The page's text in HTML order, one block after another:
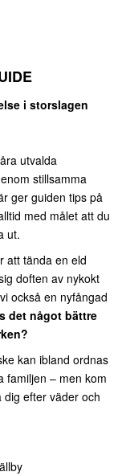
i storslagen
utvalda
stillsamma
ger guiden tips på
med målet att du
ut.
att tända en eld
doften av nykokt
också en nyfångad
det något bättre
kan ibland ordnas
familjen – men kom
efter väder och